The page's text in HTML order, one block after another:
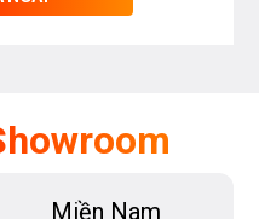
Miền Nam